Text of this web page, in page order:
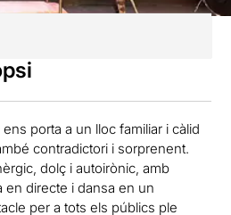
ens porta a un lloc familiar i càlid
contradictori i sorprenent.
dolç i autoirònic, amb
en directe i dansa en un
per a tots els públics ple